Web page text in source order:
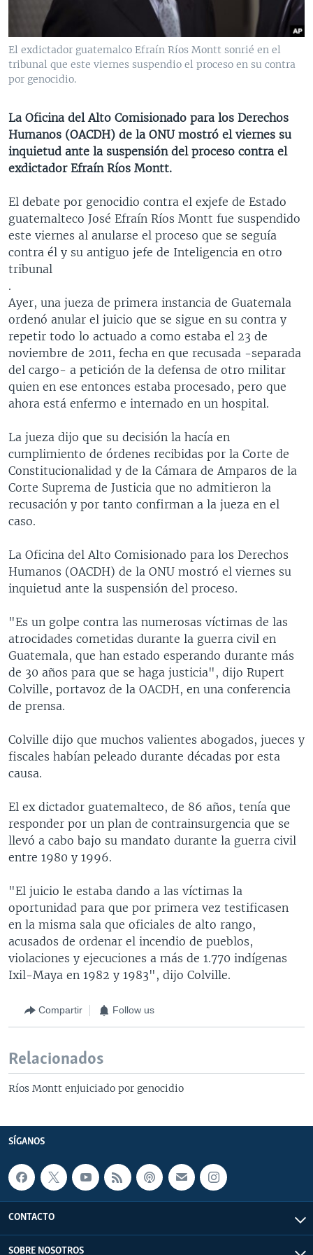
VENEZUELA
BRASIL
NICARAGUA
ECONOMÍA
ENTRETENIMIENTO Y CULTURA
TECNOLOGÍA
DEPORTES
CIENCIA Y SALUD
MULTIMEDIA
VIDEOS
FOTOGRAFÍA
AUDIOS
PROGRAMAS TV
EL MUNDO AL DÍA
FORO INTERAMERICANO
VISIÓN 360
LAS CLAVES
PANORAMA
RADIO
AVANCE INFORMATIVO
AUDIONOTICIAS
BUENOS DÍAS AMÉRICA
ESTADOS UNIDOS AL DÍA
FORO [RADIO]
DEPORTIVO INTERNACIONAL
NOTA ECONÓMICA
DIRECT
DOCUMENTALES DE LA VOA
Learning English
Idiomas
El exdictador guatemalco Efraín Ríos Montt sonrié en el
tribunal que este viernes suspendio el proceso en su contra
por genocidio.
La Oficina del Alto Comisionado para los Derechos
Humanos (OACDH) de la ONU mostró el viernes su
inquietud ante la suspensión del proceso contra el
exdictador Efraín Ríos Montt.
El debate por genocidio contra el exjefe de Estado
guatemalteco José Efraín Ríos Montt fue suspendido
este viernes al anularse el proceso que se seguía
contra él y su antiguo jefe de Inteligencia en otro
tribunal
.
Ayer, una jueza de primera instancia de Guatemala
ordenó anular el juicio que se sigue en su contra y
repetir todo lo actuado a como estaba el 23 de
noviembre de 2011, fecha en que recusada -separada
del cargo- a petición de la defensa de otro militar
quien en ese entonces estaba procesado, pero que
ahora está enfermo e internado en un hospital.
La jueza dijo que su decisión la hacía en
cumplimiento de órdenes recibidas por la Corte de
Constitucionalidad y de la Cámara de Amparos de la
Corte Suprema de Justicia que no admitieron la
recusación y por tanto confirman a la jueza en el
caso.
La Oficina del Alto Comisionado para los Derechos
Humanos (OACDH) de la ONU mostró el viernes su
inquietud ante la suspensión del proceso.
"Es un golpe contra las numerosas víctimas de las
atrocidades cometidas durante la guerra civil en
Guatemala, que han estado esperando durante más
de 30 años para que se haga justicia", dijo Rupert
Colville, portavoz de la OACDH, en una conferencia
de prensa.
Colville dijo que muchos valientes abogados, jueces y
fiscales habían peleado durante décadas por esta
causa.
El ex dictador guatemalteco, de 86 años, tenía que
responder por un plan de contrainsurgencia que se
llevó a cabo bajo su mandato durante la guerra civil
entre 1980 y 1996.
"El juicio le estaba dando a las víctimas la
oportunidad para que por primera vez testificasen
en la misma sala que oficiales de alto rango,
acusados de ordenar el incendio de pueblos,
violaciones y ejecuciones a más de 1.770 indígenas
Ixil-Maya en 1982 y 1983", dijo Colville.
Compartir Follow us
Relacionados
Ríos Montt enjuiciado por genocidio
SÍGANOS
CONTACTO
SOBRE NOSOTROS